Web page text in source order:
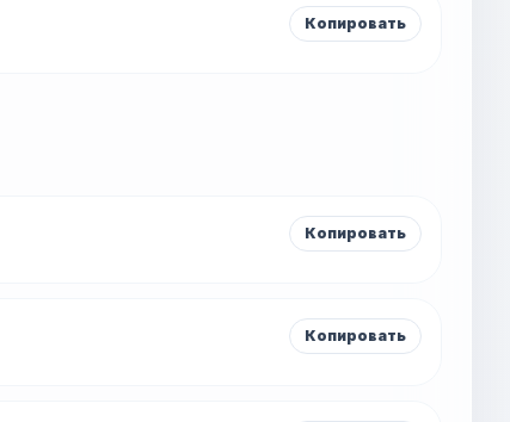
Копировать
Копировать
Копировать